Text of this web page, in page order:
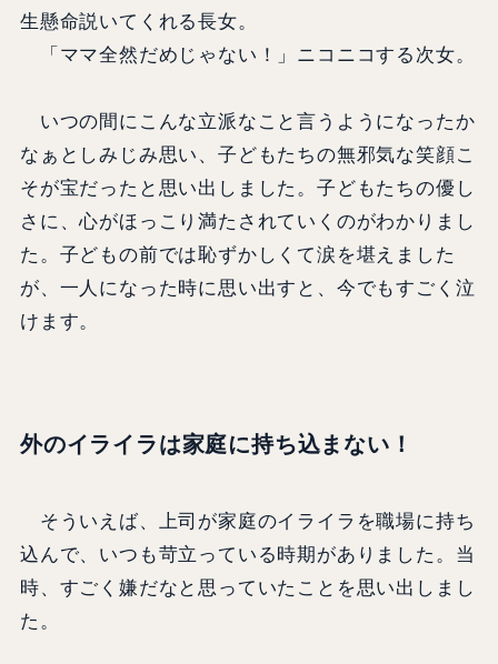
生懸命説いてくれる長女。
「ママ全然だめじゃない！」ニコニコする次女。
いつの間にこんな立派なこと言うようになったか
なぁとしみじみ思い、子どもたちの無邪気な笑顔こ
そが宝だったと思い出しました。子どもたちの優し
さに、心がほっこり満たされていくのがわかりまし
た。子どもの前では恥ずかしくて涙を堪えました
が、一人になった時に思い出すと、今でもすごく泣
けます。
外のイライラは家庭に持ち込まない！
そういえば、上司が家庭のイライラを職場に持ち
込んで、いつも苛立っている時期がありました。当
時、すごく嫌だなと思っていたことを思い出しまし
た。